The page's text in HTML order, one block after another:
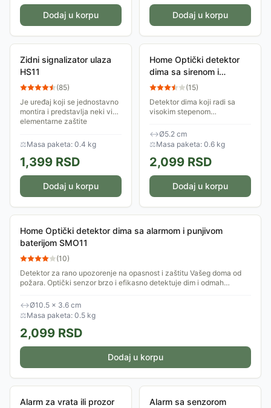
Dodaj u korpu Dodaj u korpu
Zidni signalizator ulaza
HS11
(85)
Je uređaj koji se jednostavno
montira i predstavlja neki vid
elementarne zaštite
prostora. Prilikom otvaranja
vrata ili...
⚖Masa paketa: 0.4 kg
1,399 RSD
Dodaj u korpu
Home Optički detektor
dima sa sirenom i
punjivom baterijom
(15)
Detektor dima koji radi sa
visokim stepenom
detekciji zasnovanoj na
optičkom principu.
Zahvaljujući snažnoj sireni od
85 dB,...
↔Ø5.2 cm
⚖Masa paketa: 0.6 kg
2,099 RSD
Dodaj u korpu
Home Optički detektor dima sa alarmom i punjivom
baterijom SMO11
(10)
Detektor za rano upozorenje na opasnost i zaštitu Vašeg doma od
požara. Optički senzor brzo i efikasno detektuje dim i odmah
↔Ø10.5 × 3.6 cm
⚖Masa paketa: 0.5 kg
2,099 RSD
Dodaj u korpu
Alarm za vrata ili prozor
Alarm sa senzorom